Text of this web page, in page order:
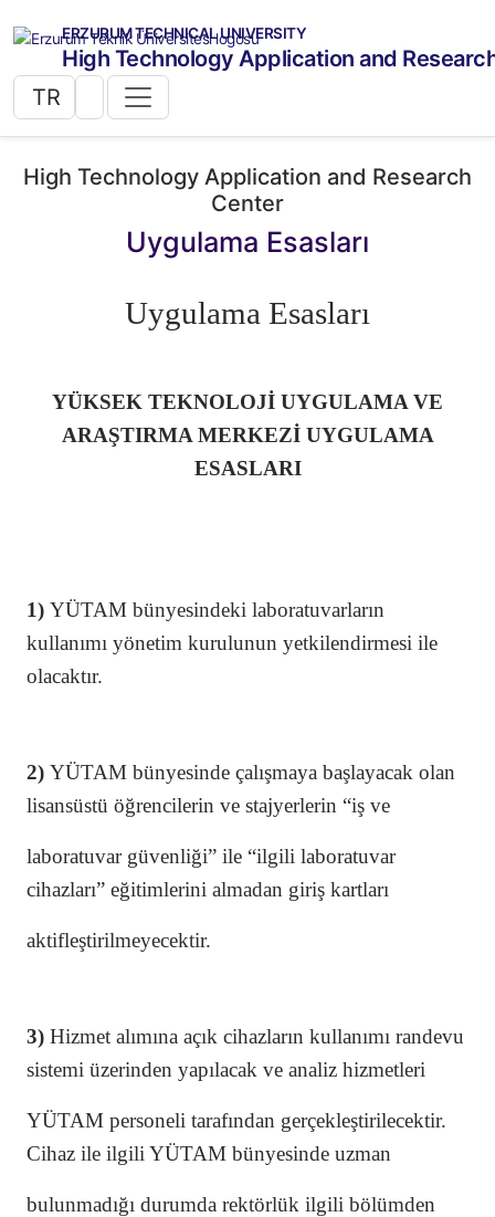
ERZURUM TECHNICAL UNIVERSITY
High Technology Application and
TR
High Technology Application and Research
Center
Uygulama Esasları
Uygulama Esasları
YÜKSEK TEKNOLOJİ UYGULAMA VE
ARAŞTIRMA MERKEZİ UYGULAMA
ESASLARI
1) YÜTAM bünyesindeki laboratuvarların
kullanımı yönetim kurulunun yetkilendirmesi ile
olacaktır.
2) YÜTAM bünyesinde çalışmaya başlayacak olan
lisansüstü öğrencilerin ve stajyerlerin “iş ve
laboratuvar güvenliği” ile “ilgili laboratuvar
cihazları” eğitimlerini almadan giriş kartları
aktifleştirilmeyecektir.
3) Hizmet alımına açık cihazların kullanımı randevu
sistemi üzerinden yapılacak ve analiz hizmetleri
YÜTAM personeli tarafından gerçekleştirilecektir.
Cihaz ile ilgili YÜTAM bünyesinde uzman
bulunmadığı durumda rektörlük ilgili bölümden